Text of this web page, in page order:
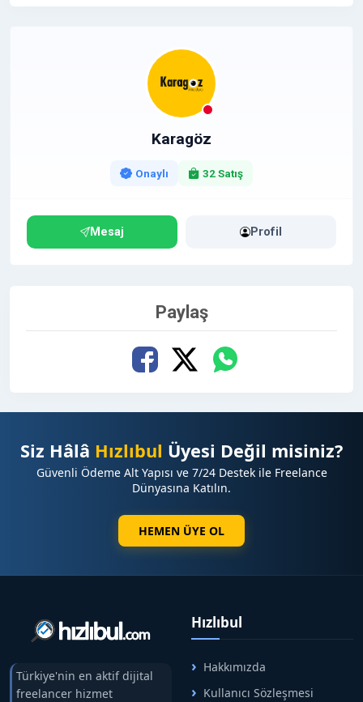
siteler için çalışma yapılmamaktadır.
Detaylı bilgi almak adına veya sorularınız için bana
tarafınıza dönüş sağlamaktayız.
Diğer Kaliteli Sitelerden Tanıtım Yazısı İlanlara Profil
Karagöz
Onaylı 32 Satış
Mesaj Profil
Paylaş
Siz Hâlâ Hızlıbul Üyesi Değil misiniz?
Güvenli Ödeme Alt Yapısı ve 7/24 Destek ile Freelance
Dünyasına Katılın.
HEMEN ÜYE OL
Türkiye'nin en aktif dijital
freelancer hizmet
Hızlıbul
Hakkımızda
Kullanıcı Sözleşmesi